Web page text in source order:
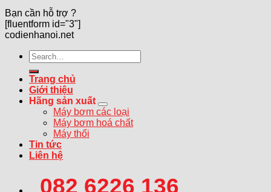
Bạn cần hỗ trợ ?
[fluentform id="3"]
codienhanoi.net
Search
for:
Trang chủ
Giới thiệu
Hãng sản xuất
Máy bơm các loại
Máy bơm hoá chất
Máy thổi
Tin tức
Liên hệ
082 6226 136